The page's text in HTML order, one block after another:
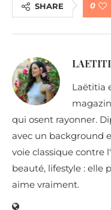
SHARE 0
Laëtitia
qui osent rayonner.
avec un background
voie classique contre
beauté, lifestyle : elle
aime vraiment.